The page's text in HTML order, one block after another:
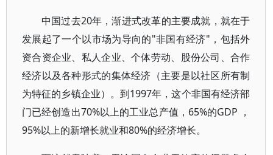
中国过去20年，渐进式改革的主要成就，就在于
发展起了一个以市场为导向的"非国有经济"，包括外
资合资企业、私人企业、个体劳动、股份公司、合作
经济以及各种形式的集体经济（主要是以社区所有制
为特征的乡镇企业）。到1997年，这个非国有经济部
门已经创造出70%以上的工业总产值，65%的GDP ，
95%以上的新增长就业和80%的经济增长。